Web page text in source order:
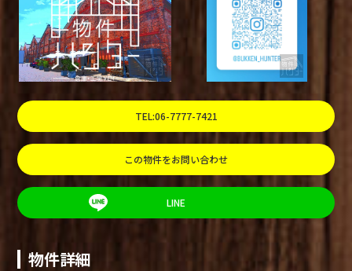
TEL:06-7777-7421
この物件をお問い合わせ
LINE
物件詳細